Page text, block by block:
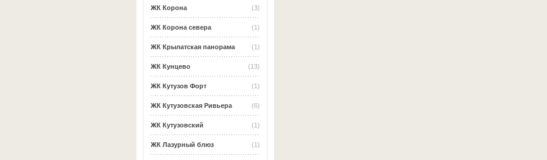
(3)
ЖК Корона
(1)
ЖК Корона севера
(1)
ЖК Крылатская панорама
(13)
ЖК Кунцево
(1)
ЖК Кутузов Форт
(6)
ЖК Кутузовская Ривьера
(1)
ЖК Кутузовский
(1)
ЖК Лазурный блюз